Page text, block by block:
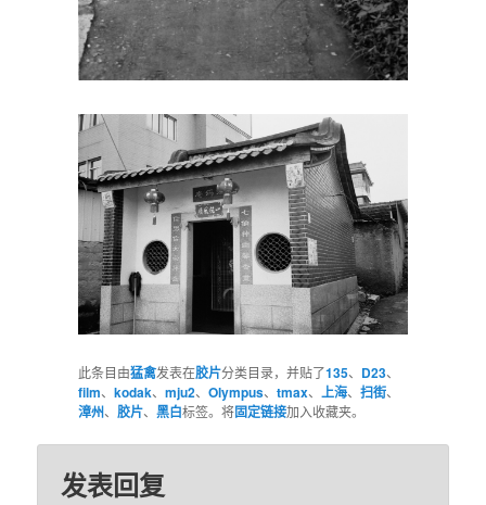
此条目由猛禽发表在胶片分类目录，并贴了135、 D23、
film、kodak、mju2、Olympus、tmax、上海、扫街、
漳州、胶片、黑白标签。将固定链接加入收藏夹。
发表回复